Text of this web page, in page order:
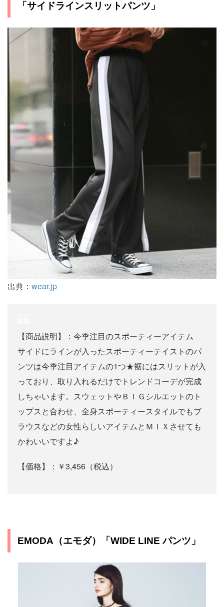
「サイドラインスリットパンツ」
出典： wear.jp
【商品説明】：今季注目のスポーティーアイテム
サイドにラインが入ったスポーティーテイストのパ
ンツは今季注目アイテムの1つ★裾にはスリットが入
っており、取り入れるだけでトレンドコーデが完成
しちゃいます。スウェットやＢＩＧシルエットのト
ップスと合わせ、全身スポーティースタイルでもブ
ラウスなどの女性らしいアイテムとＭＩＸさせても
かわいいですよ♪
【価格】：￥3,456（税込）
EMODA（エモダ）「WIDE LINE パンツ」